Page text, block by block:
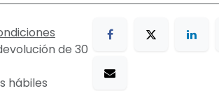
de 30
hábiles